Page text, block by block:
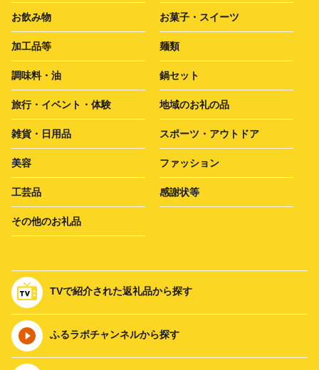
お飲み物 お菓子・スイーツ
加工品等 麺類
調味料・油 鍋セット
旅行・イベント・体験 地域のお礼の品
雑貨・日用品 スポーツ・アウトドア
美容 ファッション
工芸品 感謝状等
その他のお礼品
TVで紹介された返礼品から探す
ふるラボチャンネルから探す